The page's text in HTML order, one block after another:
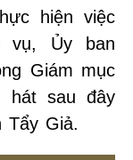
hiện việc
vụ, Ủy ban
Giám mục
hát sau đây
Tẩy Giả.